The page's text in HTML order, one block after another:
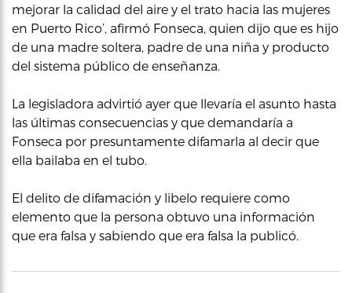
mejorar la calidad del aire y el trato hacia las mujeres
en Puerto Rico’, afirmó Fonseca, quien dijo que es hijo
de una madre soltera, padre de una niña y producto
del sistema público de enseñanza.
La legisladora advirtió ayer que llevaría el asunto hasta
las últimas consecuencias y que demandaría a
Fonseca por presuntamente difamarla al decir que
ella bailaba en el tubo.
El delito de difamación y libelo requiere como
elemento que la persona obtuvo una información
que era falsa y sabiendo que era falsa la publicó.